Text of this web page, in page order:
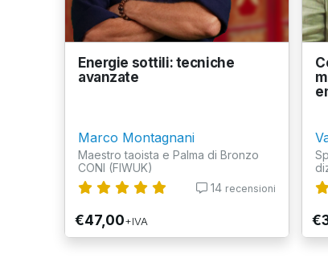
Energie sottili: tecniche
avanzate
Marco Montagnani
Maestro taoista e Palma di Bronzo
CONI (FIWUK)
14 recensioni
€47,00+IVA